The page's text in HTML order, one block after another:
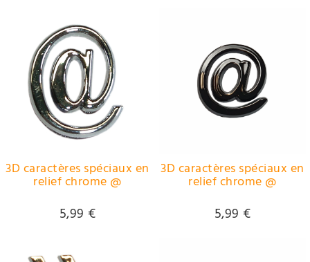
3D caractères spéciaux en
relief chrome @
5,99 €
3D caractères spéciaux en
relief chrome @
5,99 €